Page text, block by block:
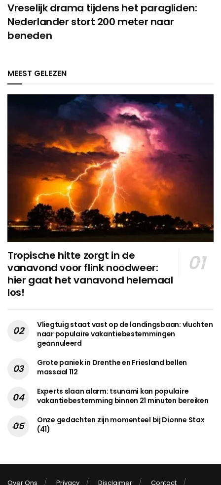
Vreselijk drama tijdens het paragliden:
Nederlander stort 200 meter naar
beneden
MEEST GELEZEN
Tropische hitte zorgt in de
vanavond voor flink noodweer:
hier gaat het vanavond helemaal
los!
Vliegtuig staat vast op de landingsbaan: vluchten
naar populaire vakantiebestemmingen
geannuleerd
Grote paniek in Drenthe en Friesland bellen
massaal 112
Experts slaan alarm: tsunami kan populaire
vakantiebestemming binnen 21 minuten bereiken
Onze gedachten zijn momenteel bij Dionne Stax
(41)
Over Ons Privacy Disclaimer Contact